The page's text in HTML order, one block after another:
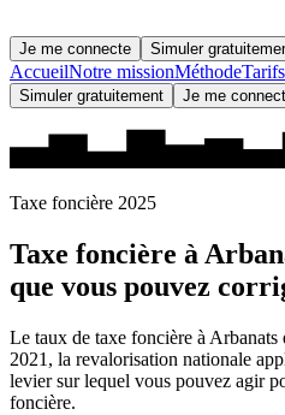
Je me connecte Simuler
AccueilNotre missionMéthodeTarifs
Simuler gratuitement Je me
Taxe foncière 2025
Taxe foncière à
que vous pouvez
Le taux de taxe foncière à
2021, la revalorisation nationale
levier sur lequel vous pouvez agir
foncière.